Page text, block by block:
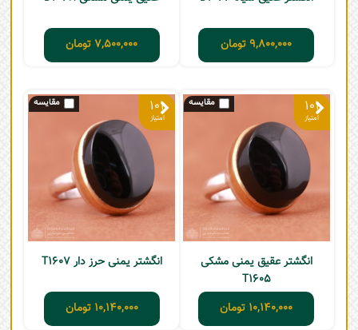
9,800,000 تومان 7,500,000 تومان
101
انگشتر عقیق یمنی مشکی
T1605
10,140,000 تومان
101
انگشتر یمنی حرز دار T1607
10,140,000 تومان